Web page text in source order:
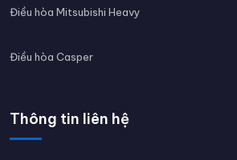
Điều hòa Mitsubishi Heavy
Điều hòa Casper
Thông tin liên hệ